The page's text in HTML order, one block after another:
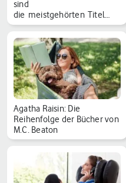
sind
die meistgehörten Titel
und Autor:…
Agatha Raisin: Die
Reihenfolge der Bücher von
M.C. Beaton